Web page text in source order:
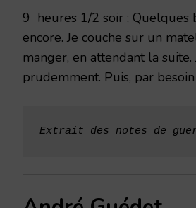
9 heures 1/2 soir ; Quelques
encore. Je couche sur un
manger, en attendant la
prudemment. Puis, par
Extrait des notes de